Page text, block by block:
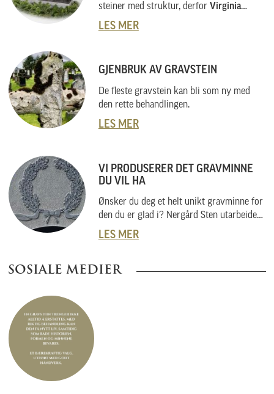
steiner med struktur, derfor Virginia
Black.
LES MER
GJENBRUK AV GRAVSTEIN
De fleste gravstein kan bli som ny med
den rette behandlingen.
LES MER
VI PRODUSERER DET GRAVMINNE
DU VIL HA
Ønsker du deg et helt unikt gravminne for
den du er glad i? Nergård Sten utarbeider
også helt unike gravminner i samarbeid
med kunder. Vi skal her forklare hvordan
om du har noe helt spesielt i tankene.
LES MER
SOSIALE MEDIER